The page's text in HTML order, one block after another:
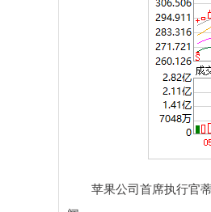
苹果公司首席执行官蒂